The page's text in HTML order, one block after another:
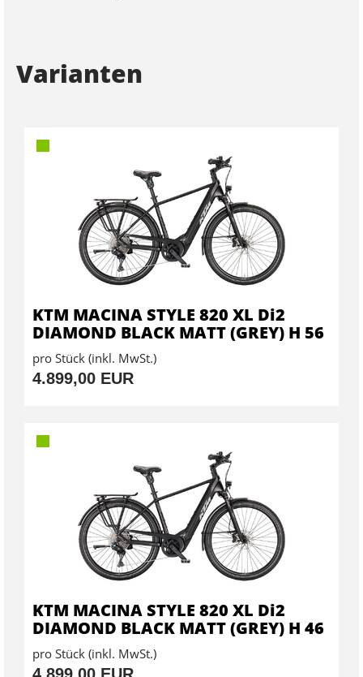
Varianten
KTM MACINA STYLE 820 XL Di2
DIAMOND BLACK MATT (GREY) H 56
pro Stück (inkl. MwSt.)
4.899,00 EUR
KTM MACINA STYLE 820 XL Di2
DIAMOND BLACK MATT (GREY) H 46
pro Stück (inkl. MwSt.)